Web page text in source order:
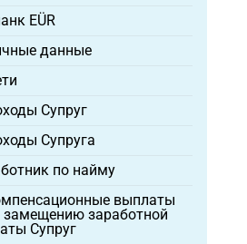
EÜR
menu
данные
menu
menu
Супруг
Супруга
по найму
menu
выплаты
замещению заработной
Супруг